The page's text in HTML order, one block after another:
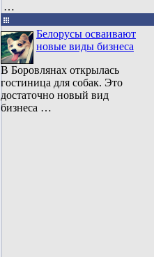
…
Белорусы осваивают
новые виды бизнеса
В Боровлянах открылась
гостиница для собак. Это
достаточно новый вид
бизнеса …